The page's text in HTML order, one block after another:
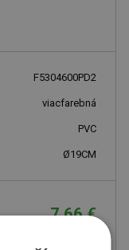
F5304600PD2
viacfarebná
PVC
Ø19CM
7.66 €